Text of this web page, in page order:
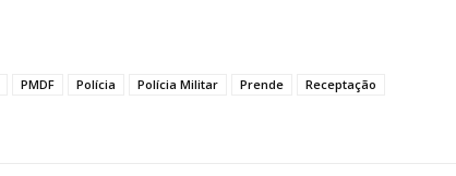
PMDF Polícia Polícia Militar Prende
Receptação